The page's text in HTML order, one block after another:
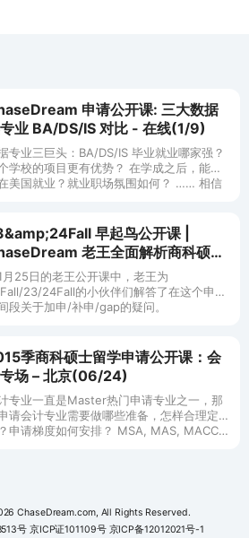
申请公开课: 三大数据
业 BA/DS/IS 对比 - 在线(1/9)
业三巨头：BA/DS/IS 毕业就业哪家强？
校的项目更有优势？ 在学成之后，能不
美国就业？就业职场氛围如何？ …… 相信
早起鸟公开课 |
老王全面解析商科硕士
热门目的地 (美英港新) - 在线
28)
月25日的老王公开课中，老王为
23/24Fall的小伙伴们解答了在这个申请
段关于加申/补申/gap的疑问。
季商科硕士留学申请公开课：会
场 – 北京(06/24)
专业一直是Master热门申请专业之一，那
请会计专业需要做哪些准备，怎样合理定
申请梯度如何安排？ MSA, MAS, MACC…
ChaseDream.com, All Rights Reserved.
号 京ICP证101109号 京ICP备12012021号-1